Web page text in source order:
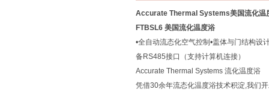
Accurate Thermal Systems美国流化温
FTBSL6 美国流化温度浴
•全自动流态化空气控制•盖体与门结构设
备RS485接口（支持计算机连接）
Accurate Thermal Systems 流化温度浴
凭借30余年流态化温度浴技术积淀,我们